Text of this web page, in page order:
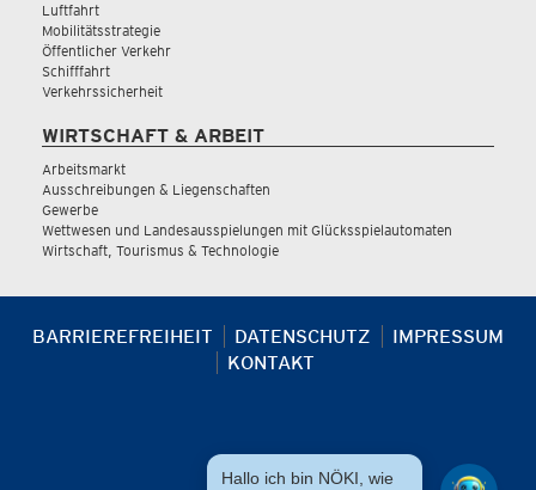
Luftfahrt
Mobilitätsstrategie
Öffentlicher Verkehr
Schifffahrt
Verkehrssicherheit
WIRTSCHAFT & ARBEIT
Arbeitsmarkt
Ausschreibungen & Liegenschaften
Gewerbe
Wettwesen und Landesausspielungen mit Glücksspielautomaten
Wirtschaft, Tourismus & Technologie
BARRIEREFREIHEIT DATENSCHUTZ
IMPRESSUM
KONTAKT
Hallo ich bin NÖKI, wie